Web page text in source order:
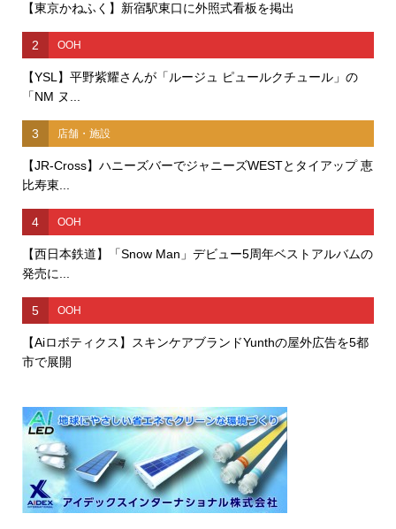
【東京かねふく】新宿駅東口に外照式看板を掲出
2 OOH
【YSL】平野紫耀さんが「ルージュ ピュールクチュール」の
「NM ヌ...
3 店舗・施設
【JR-Cross】ハニーズバーでジャニーズWESTとタイアップ 恵
比寿東...
4 OOH
【西日本鉄道】「Snow Man」デビュー5周年ベストアルバムの
発売に...
5 OOH
【Aiロボティクス】スキンケアブランドYunthの屋外広告を5都
市で展開